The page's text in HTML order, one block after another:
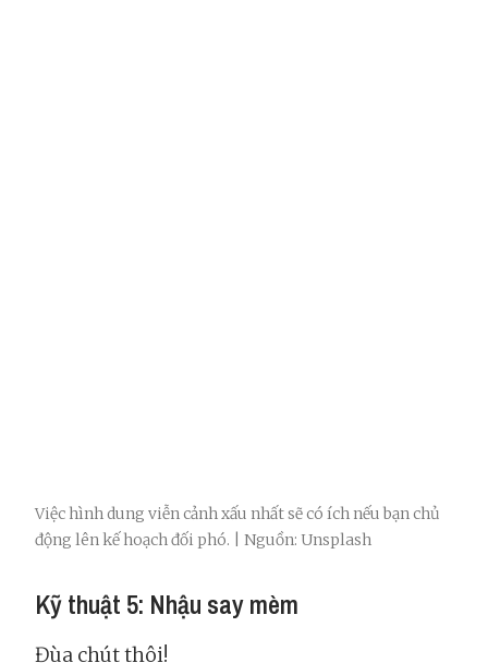
Việc hình dung viễn cảnh xấu nhất sẽ có ích nếu bạn chủ
động lên kế hoạch đối phó. | Nguồn: Unsplash
Kỹ thuật 5: Nhậu say mèm
Đùa chút thôi!